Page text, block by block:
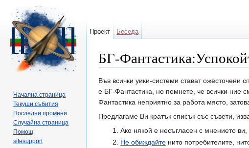
БГ-
Във всички уики-системи стават ожесточени
е БГ-Фантастика, но помнете, че всички ние
Фантастика неприятно за работа място,
Предлагаме Ви кратък списък със съвети,
Ако някой е несъгласен с мнението
Не обиждайтенито потребителите,
Проект Беседа
Начална страница
Текущи събития
Последни промени
Случайна страница
Помощ
sitesupport